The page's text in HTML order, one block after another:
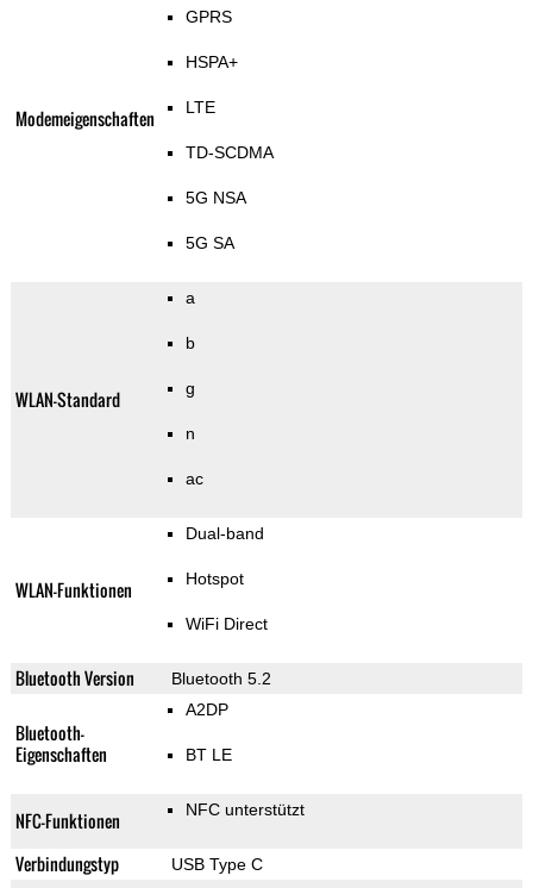
Modemeigenschaften
GPRS
HSPA+
LTE
TD-SCDMA
5G NSA
5G SA
WLAN-Standard
a
b
g
n
ac
WLAN-Funktionen
Dual-band
Hotspot
WiFi Direct
Bluetooth Version Bluetooth 5.2
Bluetooth-
Eigenschaften
A2DP
BT LE
NFC-Funktionen NFC unterstützt
Verbindungstyp USB Type C